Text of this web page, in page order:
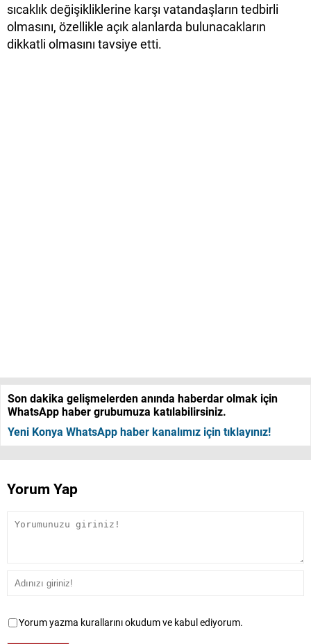
sıcaklık değişikliklerine karşı vatandaşların tedbirli
olmasını, özellikle açık alanlarda bulunacakların
dikkatli olmasını tavsiye etti.
Son dakika gelişmelerden anında haberdar olmak için
WhatsApp haber grubumuza katılabilirsiniz.
Yeni Konya WhatsApp haber kanalımız için tıklayınız!
Yorum Yap
Yorum yazma kurallarını okudum ve kabul ediyorum.